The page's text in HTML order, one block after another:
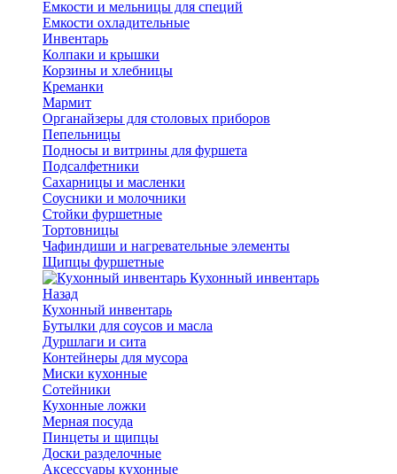
Емкости и мельницы для специй
Емкости охладительные
Инвентарь
Колпаки и крышки
Корзины и хлебницы
Креманки
Мармит
Органайзеры для столовых приборов
Пепельницы
Подносы и витрины для фуршета
Подсалфетники
Сахарницы и масленки
Соусники и молочники
Стойки фуршетные
Тортовницы
Чафиндиши и нагревательные элементы
Щипцы фуршетные
Кухонный инвентарь
Назад
Кухонный инвентарь
Бутылки для соусов и масла
Дуршлаги и сита
Контейнеры для мусора
Миски кухонные
Сотейники
Кухонные ложки
Мерная посуда
Пинцеты и щипцы
Доски разделочные
Аксессуары кухонные